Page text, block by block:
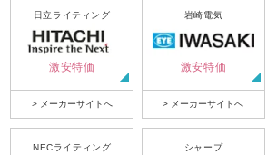
日立ライティング
激安特価
> メーカーサイトへ
岩崎電気
激安特価
> メーカーサイトへ
NECライティング シャープ